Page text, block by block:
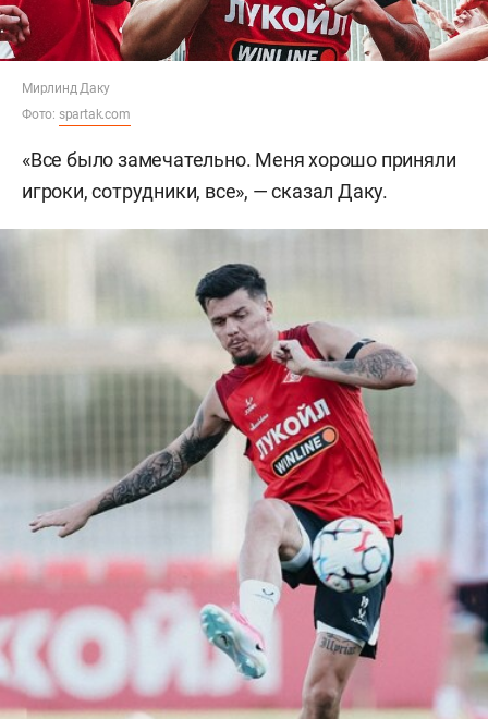
Мирлинд Даку
Фото: spartak.com
«Все было замечательно. Меня хорошо приняли
игроки, сотрудники, все», — сказал Даку.